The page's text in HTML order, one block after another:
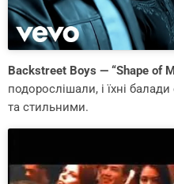
Backstreet Boys — “Shape of
подорослішали, і їхні
та стильними.